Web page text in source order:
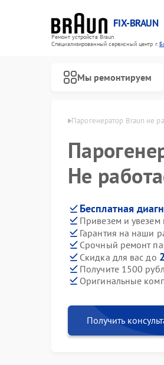
FIX-BRAUN
Ремонт устройств Braun
Специализированный cервисный центр г.
Мы ремонтируем
в Благовещенске Парогенератор Braun не
Не
Бесплатная
Привезем и увезем
Гарантия на наши
Срочный ремонт
Скидка для вас до
Получите 1500
Оригинальные
Получить